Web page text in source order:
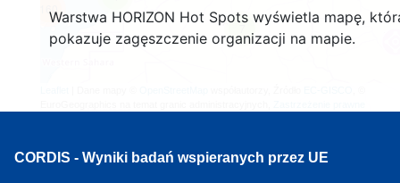
Warstwa HORIZON Hot Spots wyświetla mapę,
pokazuje zagęszczenie organizacji na mapie.
160
7
CORDIS - Wyniki badań wspieranych przez UE